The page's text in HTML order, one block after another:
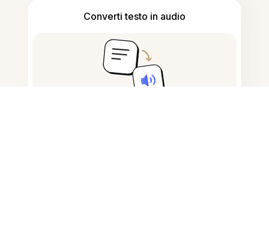
Converti testo in audio